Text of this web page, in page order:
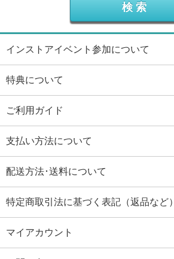
インストアイベント参加について
特典について
ご利用ガイド
支払い方法について
配送方法･送料について
特定商取引法に基づく表記（返品など）
マイアカウント